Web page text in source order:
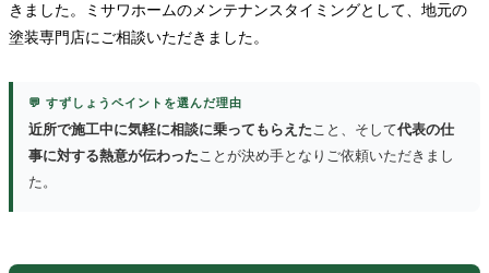
きました。ミサワホームのメンテナンスタイミングとして、地元の
塗装専門店にご相談いただきました。
💬 すずしょうペイントを選んだ理由
近所で施工中に気軽に相談に乗ってもらえたこと、そして代表の仕
事に対する熱意が伝わったことが決め手となりご依頼いただきまし
た。